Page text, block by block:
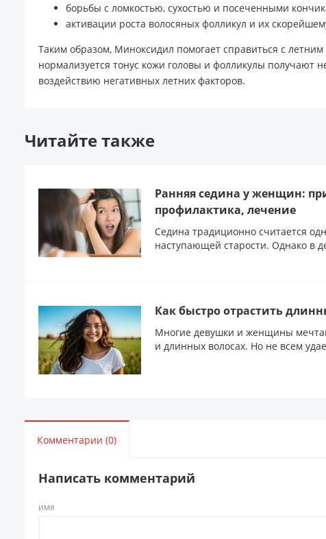
борьбы с ломкостью, сухостью и посеченными
активации роста волосяных фолликул и их
Таким образом, Миноксидил помогает справиться с
нормализуется тонус кожи головы и фолликулы получают
воздействию негативных летних факторов.
Читайте также
Ранняя седина у женщин:
профилактика, лечение
Седина традиционно считается
наступающей старости. Однако в
Как быстро отрастить
Многие девушки и женщины
и длинных волосах. Но не всем
Комментарии (0)
Написать комментарий
ИМЯ